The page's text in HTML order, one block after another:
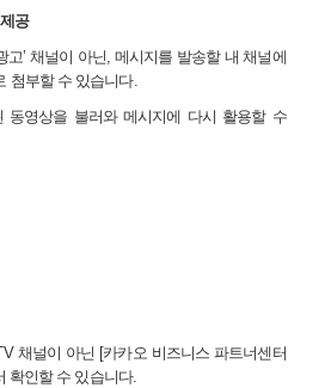
공
고’ 채널이 아닌, 메시지를 발송할 내 채널에
첨부할 수 있습니다.
동영상을 불러와 메시지에 다시 활용할 수
채널이 아닌 [카카오 비즈니스 파트너센터
확인할 수 있습니다.